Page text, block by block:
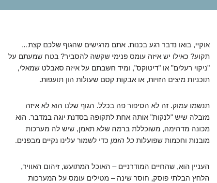
אוקיי, בואו נדבר רגע בכנות. אתם מרגישים שהגוף שלכם קצת…
תקוע? כאילו יש איזה עומס פנימי שקשה להסביר? בטח שמעתם על
"ניקוי רעלים" או "דיטוקס", ומיד חשבתם על איזה סאבלט שמאלי,
תוכניות מיצים הזויות, או אבקות קסם שעולות הון תועפות.
תנשמו עמוק. זה לא הסיפור פה בכלל. הגוף שלנו הוא לא איזה
מזבלה שיש "לנקות" אותה אחת לתקופה בסדנת יוגה במדבר. הוא
מכונה מדהימה, משוכללת ברמה שלא תאמן, שיש לה מערכות
מובנות וחכמות שפועלות כל הזמן כדי לשמור עלינו נקיים מבפנים.
העניין הוא, שהחיים המודרניים – האוכל המתועש, זיהום האוויר,
הלחץ הבלתי פוסק, חוסר שינה – מטילים עומס על המערכות